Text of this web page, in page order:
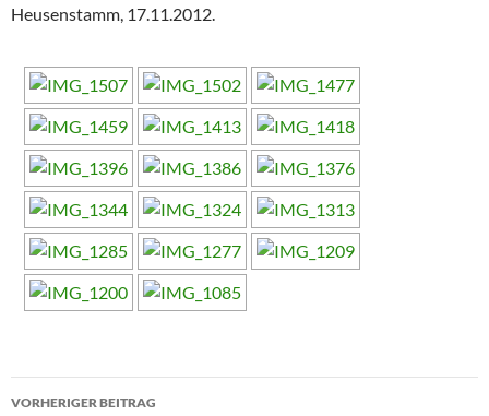
Heusenstamm, 17.11.2012.
Beitragsnavigation
VORHERIGER BEITRAG